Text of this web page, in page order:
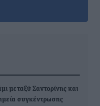
μεταξύ Σαντορίνης και
συγκέντρωσης